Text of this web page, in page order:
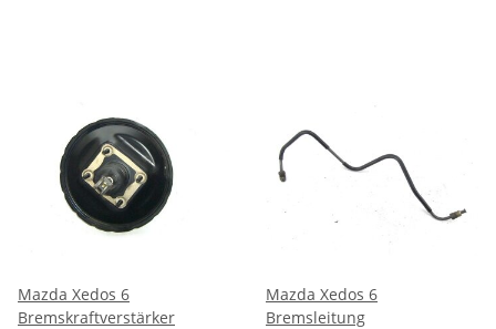
Mazda Xedos 6
Bremskraftverstärker
Mazda Xedos 6
Bremsleitung